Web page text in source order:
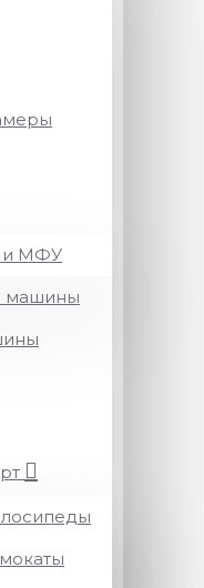
и МФУ
машины